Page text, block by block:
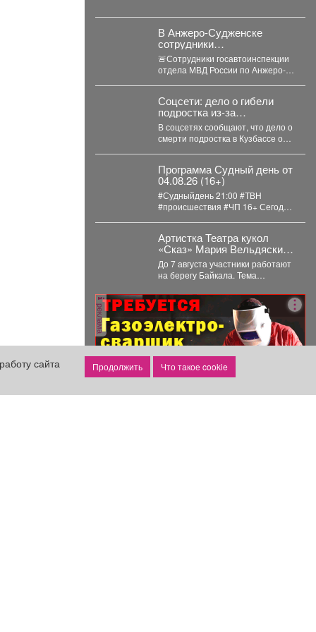
В Анжеро-Судженске
сотрудники
госавтоинспекции оказали
доврачебную помощь
мужчине, пострадавшему
от укуса гадюки
🚨Сотрудники госавтоинспекции
отдела МВД России по Анжеро-
лейтенант...
Соцсети: дело о гибели
подростка из-за
"охотников" в Кузбассе
получило шокирующее
развитие
В соцсетях сообщают, что дело о
смерти подростка в Кузбассе от
Программа Судный день от
04.08.26 (16+)
#Судныйдень 21:00 #ТВН
#происшествия #ЧП 16+ Сегодня
Артистка Театра кукол
«Сказ» Мария Вельдяскина
- участница театральной
лаборатории «Хии Морин:
поэзия стихий» на Байкале.
До 7 августа участники работают
на берегу Байкала. Тема
(«конь ветра»),...
реклама
сайта Что такое cookie